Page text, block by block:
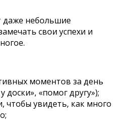
даже небольшие
свои успехи и
моментов за день
доски», «помог другу»);
чтобы увидеть, как много